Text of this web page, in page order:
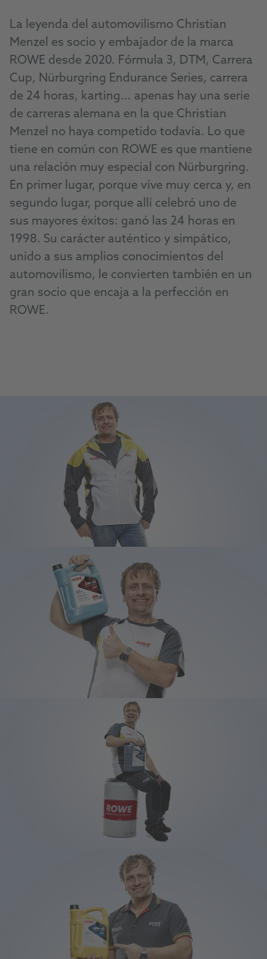
La leyenda del automovilismo Christian
Menzel es socio y embajador de la marca
ROWE desde 2020. Fórmula 3, DTM, Carrera
Cup, Nürburgring Endurance Series, carrera
de 24 horas, karting... apenas hay una serie
de carreras alemana en la que Christian
Menzel no haya competido todavía. Lo que
tiene en común con ROWE es que mantiene
una relación muy especial con Nürburgring.
En primer lugar, porque vive muy cerca y, en
segundo lugar, porque allí celebró uno de
sus mayores éxitos: ganó las 24 horas en
1998. Su carácter auténtico y simpático,
unido a sus amplios conocimientos del
automovilismo, le convierten también en un
gran socio que encaja a la perfección en
ROWE.